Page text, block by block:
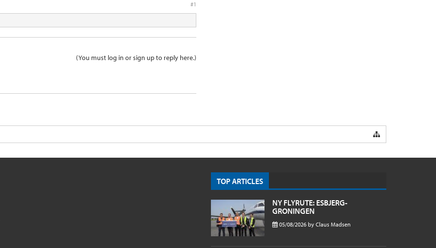
#1
(You must log in or sign up to reply here.)
TOP ARTICLES
NY FLYRUTE: ESBJERG-
GRONINGEN
05/08/2026 by Claus Madsen